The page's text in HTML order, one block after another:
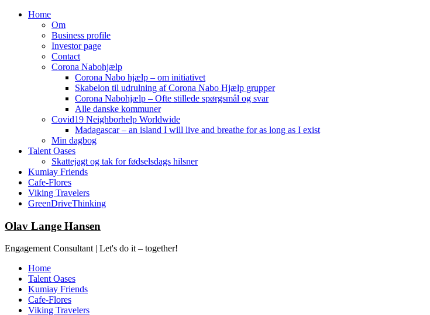
Home
Om
Business profile
Investor page
Contact
Corona Nabohjælp
Corona Nabo hjælp – om initiativet
Skabelon til udrulning af Corona Nabo Hjælp grupper
Corona Nabohjælp – Ofte stillede spørgsmål og svar
Alle danske kommuner
Covid19 Neighborhelp Worldwide
Madagascar – an island I will live and breathe for as long as I exist
Min dagbog
Talent Oases
Skattejagt og tak for fødselsdags hilsner
Kumiay Friends
Cafe-Flores
Viking Travelers
GreenDriveThinking
Skip
content
Olav Lange Hansen
Engagement Consultant | Let's do it – together!
Home
Talent Oases
Kumiay Friends
Cafe-Flores
Viking Travelers